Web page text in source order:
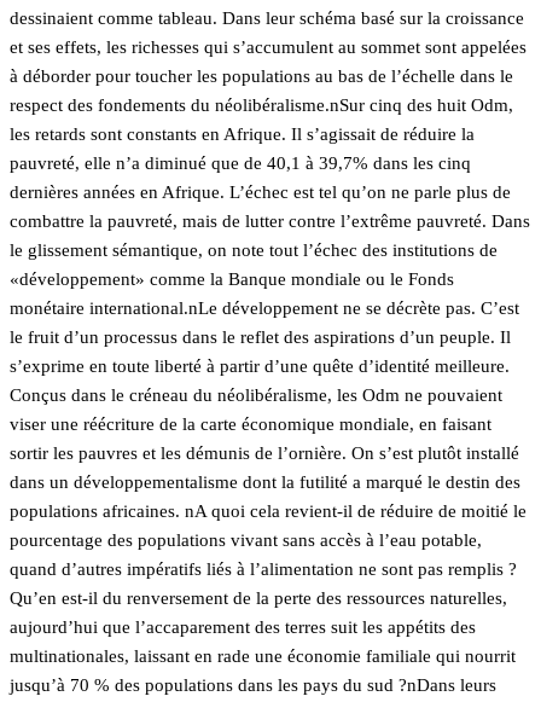
dessinaient comme tableau. Dans leur schéma basé sur la croissance
et ses effets, les richesses qui s’accumulent au sommet sont appelées
à déborder pour toucher les populations au bas de l’échelle dans le
respect des fondements du néolibéralisme.nSur cinq des huit Odm,
les retards sont constants en Afrique. Il s’agissait de réduire la
pauvreté, elle n’a diminué que de 40,1 à 39,7% dans les cinq
dernières années en Afrique. L’échec est tel qu’on ne parle plus de
combattre la pauvreté, mais de lutter contre l’extrême pauvreté. Dans
le glissement sémantique, on note tout l’échec des institutions de
«développement» comme la Banque mondiale ou le Fonds
monétaire international.nLe développement ne se décrète pas. C’est
le fruit d’un processus dans le reflet des aspirations d’un peuple. Il
s’exprime en toute liberté à partir d’une quête d’identité meilleure.
Conçus dans le créneau du néolibéralisme, les Odm ne pouvaient
viser une réécriture de la carte économique mondiale, en faisant
sortir les pauvres et les démunis de l’ornière. On s’est plutôt installé
dans un développementalisme dont la futilité a marqué le destin des
populations africaines. nA quoi cela revient-il de réduire de moitié le
pourcentage des populations vivant sans accès à l’eau potable,
quand d’autres impératifs liés à l’alimentation ne sont pas remplis ?
Qu’en est-il du renversement de la perte des ressources naturelles,
aujourd’hui que l’accaparement des terres suit les appétits des
multinationales, laissant en rade une économie familiale qui nourrit
jusqu’à 70 % des populations dans les pays du sud ?nDans leurs